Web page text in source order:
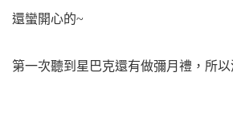
還蠻開心的~
第一次聽到星巴克還有做彌月禮，所